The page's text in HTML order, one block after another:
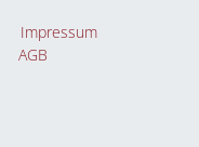
Impressum
AGB